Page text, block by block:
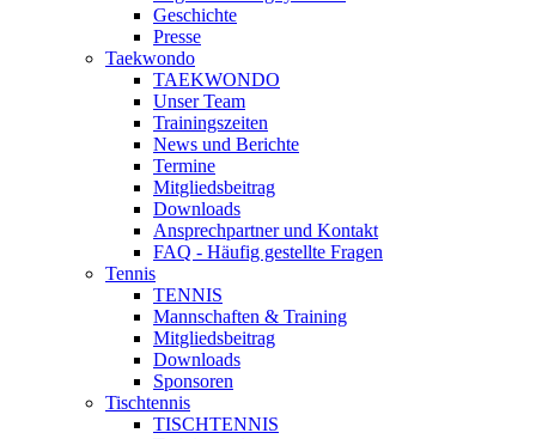
Geschichte
Presse
Taekwondo
TAEKWONDO
Unser Team
Trainingszeiten
News und Berichte
Termine
Mitgliedsbeitrag
Downloads
Ansprechpartner und Kontakt
FAQ - Häufig gestellte Fragen
Tennis
TENNIS
Mannschaften & Training
Mitgliedsbeitrag
Downloads
Sponsoren
Tischtennis
TISCHTENNIS